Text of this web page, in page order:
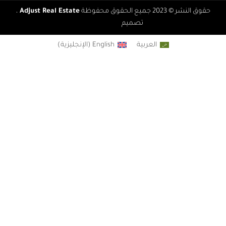
حقوق النشر © 2023 جميع الحقوق محفوظة Adjust Real Estate ،
تصميمReal Agency
العربية English
(الإنجليزية)